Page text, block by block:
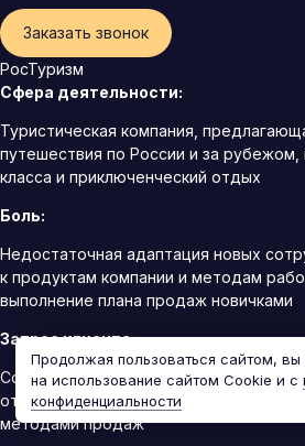
Заказать звонок
РосТуризм
Сфера деятельности:
Туристическая компания,
путешествия по России и за рубежом,
класса и приключенческий отдых
Боль:
Недостаточная адаптация новых
к продуктам компании и методам
выполнение плана продаж новичками
Запрос клиента:
Создание программы адаптации для
отдела продаж, включая знакомство
методами продаж
Продолжая пользоваться сайтом, вы
на использование сайтом Cookie и с
конфиденциальности